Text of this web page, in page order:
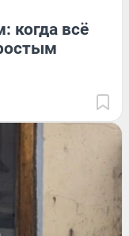
когда всё